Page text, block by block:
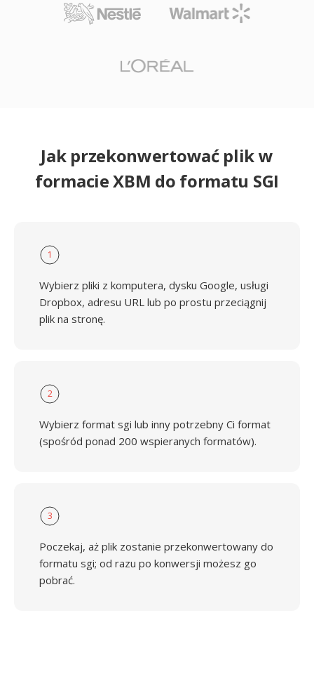
Jak przekonwertować plik w
formacie XBM do formatu SGI
1
Wybierz pliki z komputera, dysku Google, usługi
Dropbox, adresu URL lub po prostu przeciągnij
plik na stronę.
2
Wybierz format sgi lub inny potrzebny Ci format
(spośród ponad 200 wspieranych formatów).
3
Poczekaj, aż plik zostanie przekonwertowany do
formatu sgi; od razu po konwersji możesz go
pobrać.